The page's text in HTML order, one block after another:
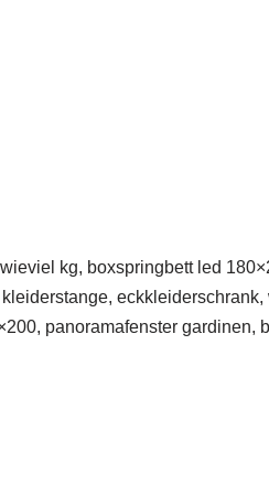
kg, boxspringbett led
panoramafenster gardinen,